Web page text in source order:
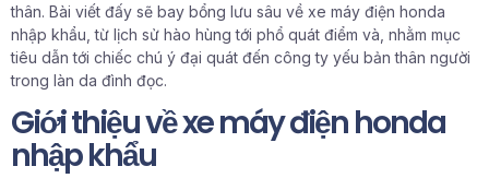
thân. Bài viết đấy sẽ bay bổng lưu sâu về xe máy điện honda
nhập khẩu, từ lịch sử hào hùng tới phổ quát điểm và, nhằm mục
tiêu dẫn tới chiếc chú ý đại quát đến công ty yếu bản thân người
trong làn da đình đọc.
Giới thiệu về xe máy điện honda
nhập khẩu